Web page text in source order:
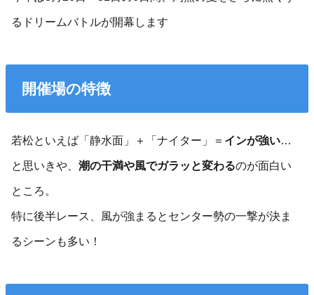
るドリームバトルが開幕します
開催場の特徴
若松といえば「静水面」＋「ナイター」＝ インが強い…
と思いきや、潮の干満や風でガラッと変わるのが面白い
ところ。
特に後半レース、風が強まるとセンター勢の一撃が決ま
るシーンも多い！